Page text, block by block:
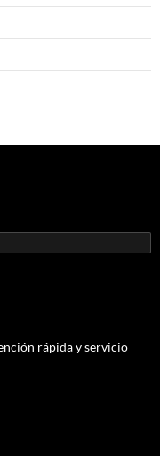
rápida y servicio